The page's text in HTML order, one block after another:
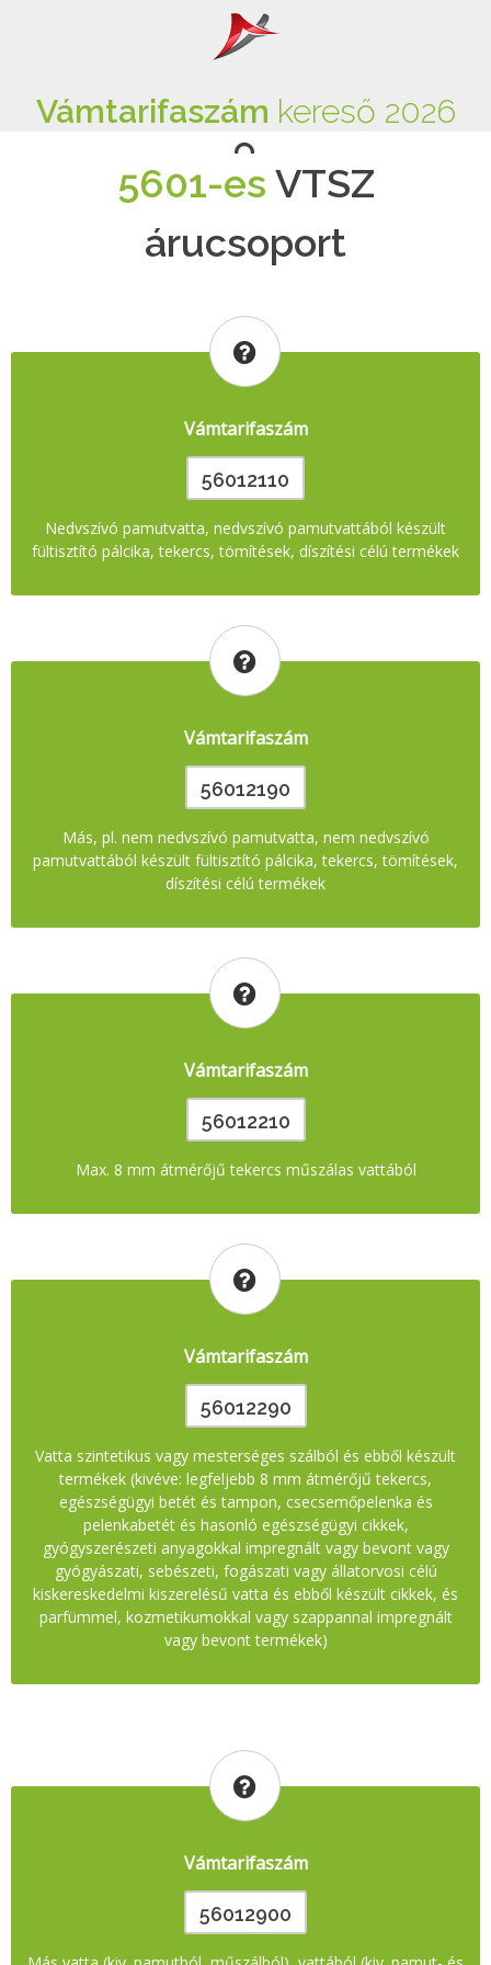
Vámtarifaszám kereső 2026
5601-es VTSZ
árucsoport
Vámtarifaszám
56012110
Nedvszívó pamutvatta, nedvszívó pamutvattából készült
fültisztító pálcika, tekercs, tömítések, díszítési célú termékek
Vámtarifaszám
56012190
Más, pl. nem nedvszívó pamutvatta, nem nedvszívó
pamutvattából készült fültisztító pálcika, tekercs, tömítések,
díszítési célú termékek
Vámtarifaszám
56012210
Max. 8 mm átmérőjű tekercs műszálas vattából
Vámtarifaszám
56012290
Vatta szintetikus vagy mesterséges szálból és ebből készült
termékek (kivéve: legfeljebb 8 mm átmérőjű tekercs,
egészségügyi betét és tampon, csecsemőpelenka és
pelenkabetét és hasonló egészségügyi cikkek,
gyógyszerészeti anyagokkal impregnált vagy bevont vagy
gyógyászati, sebészeti, fogászati vagy állatorvosi célú
kiskereskedelmi kiszerelésű vatta és ebből készült cikkek, és
parfümmel, kozmetikumokkal vagy szappannal impregnált
vagy bevont termékek)
Vámtarifaszám
56012900